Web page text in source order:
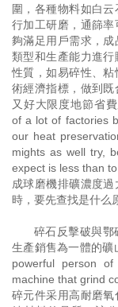
圍，各種物料如白
行加工研磨，通篩
夠滿足用戶需求，
類型和生產能力進
性質，如易碎性、
術經濟指標，做到既
又好大限度地節省
of a lot of factories
our heat
mights as well try,
expect is less than
成球磨機排礦濃度
時，要先查找是什么
碎石反擊破與鄂
生產銷售為一體的
powerful person
machine that grind
碎元件采用高耐磨